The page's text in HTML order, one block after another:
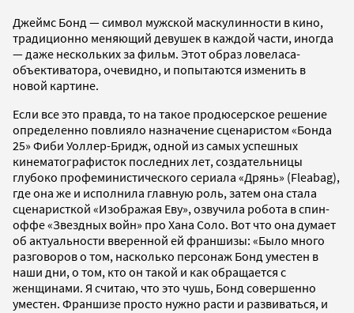
Джеймс Бонд — символ мужской маскулинности в кино,
традиционно меняющий девушек в каждой части, иногда
— даже нескольких за фильм. Этот образ ловеласа-
объективатора, очевидно, и попытаются изменить в
новой картине.
Если все это правда, то на такое продюсерское решение
определенно повлияло назначение сценаристом «Бонда
25» Фиби Уоллер-Бридж, одной из самых успешных
кинематографисток последних лет, создательницы
глубоко профеминистического сериала «Дрянь» (Fleabag),
где она же и исполнила главную роль, затем она стала
сценаристкой «Изображая Еву», озвучила робота в спин-
оффе «Звездных войн» про Хана Соло. Вот что она думает
об актуальности вверенной ей франшизы: «Было много
разговоров о том, насколько персонаж Бонд уместен в
наши дни, о том, кто он такой и как обращается с
женщинами. Я считаю, что это чушь, Бонд совершенно
уместен. Франшизе просто нужно расти и развиваться, и